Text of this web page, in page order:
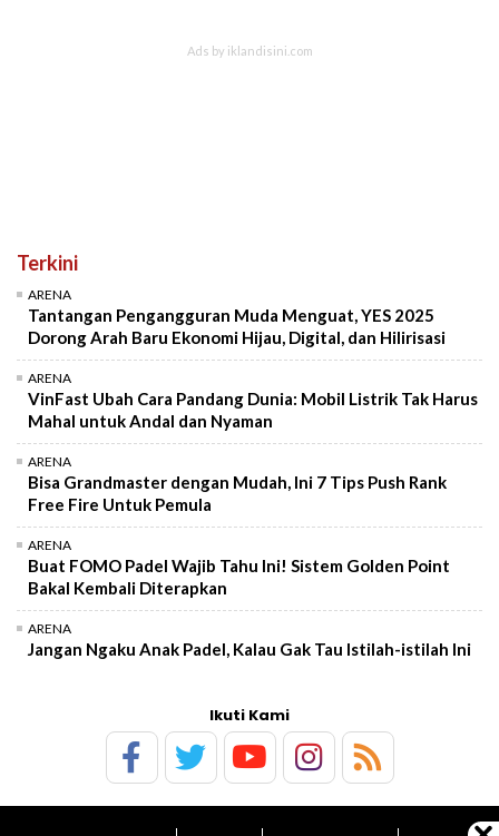
Terkini
ARENA
Tantangan Pengangguran Muda Menguat, YES 2025
Dorong Arah Baru Ekonomi Hijau, Digital, dan Hilirisasi
ARENA
VinFast Ubah Cara Pandang Dunia: Mobil Listrik Tak Harus
Mahal untuk Andal dan Nyaman
ARENA
Bisa Grandmaster dengan Mudah, Ini 7 Tips Push Rank
Free Fire Untuk Pemula
ARENA
Buat FOMO Padel Wajib Tahu Ini! Sistem Golden Point
Bakal Kembali Diterapkan
ARENA
Jangan Ngaku Anak Padel, Kalau Gak Tau Istilah-istilah Ini
Ikuti Kami